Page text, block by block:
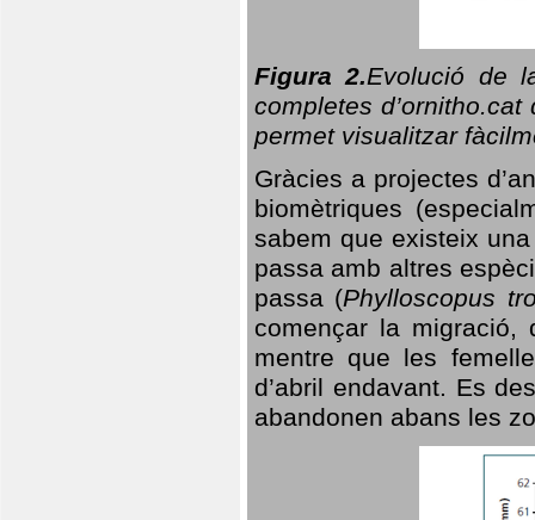
Figura 2.Evolució de
completes
permet visualitzar
Gràcies a projectes
biomètriques
sabem que existeix
passa amb altres
passa (Phylloscopus
començar la migració,
mentre que les
d’abril endavant. Es
abandonen abans les